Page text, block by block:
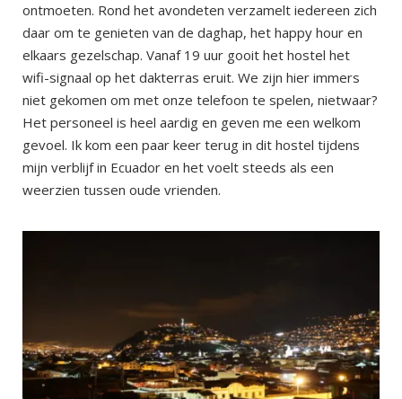
ontmoeten. Rond het avondeten verzamelt iedereen zich
daar om te genieten van de daghap, het happy hour en
elkaars gezelschap. Vanaf 19 uur gooit het hostel het
wifi-signaal op het dakterras eruit. We zijn hier immers
niet gekomen om met onze telefoon te spelen, nietwaar?
Het personeel is heel aardig en geven me een welkom
gevoel. Ik kom een paar keer terug in dit hostel tijdens
mijn verblijf in Ecuador en het voelt steeds als een
weerzien tussen oude vrienden.